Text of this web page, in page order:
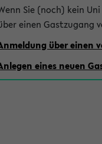
Sie (noch) kein
einen Gastzugang
über einen
eines neuen